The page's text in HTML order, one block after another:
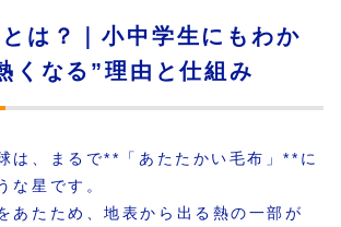
は？｜小中学生にもわか
くなる”理由と仕組み
は、まるで**「あたたかい毛布」**に
な星です。
あたため、地表から出る熱の一部が